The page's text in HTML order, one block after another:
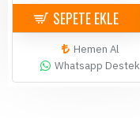
SEPETE EKLE
Hemen Al
Whatsapp Destek